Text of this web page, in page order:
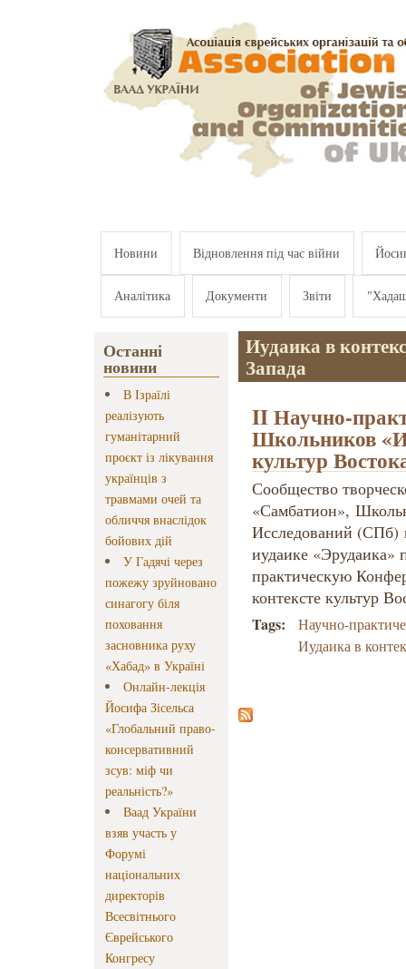
Новини Відновлення під час війни
Аналітика Документи Звіти
Останні
новини
В Ізраїлі
реалізують
гуманітарний
проєкт із лікування
українців з
травмами очей та
обличчя внаслідок
бойових дій
У Гадячі через
пожежу зруйновано
синагогу біля
поховання
засновника руху
«Хабад» в Україні
Онлайн-лекція
Йосифа Зісельса
«Глобальний право-
консервативний
зсув: міф чи
реальність?»
Ваад України
взяв участь у
Форумі
національних
директорів
Всесвітнього
Єврейського
Конгресу
Иудаика в
Запада
II Научно-
Школьников
культур
Сообщество
«Самбатион»,
Исследований (СПб)
иудаике «Эрудаика»
практическую
контексте культур
Tags:
Научно-
Иудаика в